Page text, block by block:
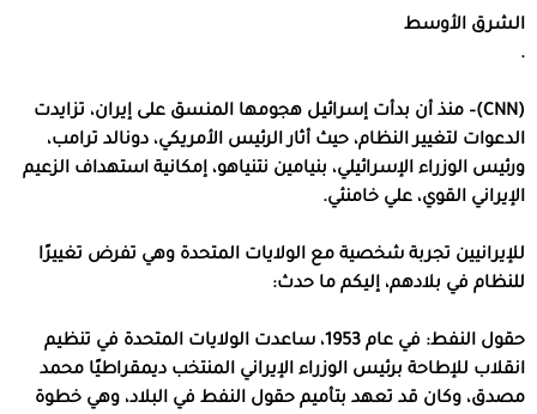
الشرق الأوسط
.
(CNN)– منذ أن بدأت إسرائيل هجومها المنسق على إيران، تزايدت
الدعوات لتغيير النظام، حيث أثار الرئيس الأمريكي، دونالد ترامب،
ورئيس الوزراء الإسرائيلي، بنيامين نتنياهو، إمكانية استهداف الزعيم
الإيراني القوي، علي خامنئي.
للإيرانيين تجربة شخصية مع الولايات المتحدة وهي تفرض تغييرًا
للنظام في بلادهم، إليكم ما حدث:
حقول النفط: في عام 1953، ساعدت الولايات المتحدة في تنظيم
انقلاب للإطاحة برئيس الوزراء الإيراني المنتخب ديمقراطيًا محمد
مصدق، وكان قد تعهد بتأميم حقول النفط في البلاد، وهي خطوة